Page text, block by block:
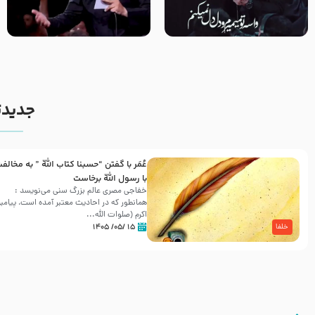
مصداق کربلا – حاج حسین سیب
شور ، حسینا! به‌ حق زهرا «أُنْظُرْ
إِلَینا» – عزاداری شب هفتم ماه
خلفا
عُمَر با گفتن “حسبنا كتاب اللّه ” به
با رسول اللّه برخاست
خفاجی مصری عالم بزرگ سنی می‌نویسد :
همانطور که در احادیث معتبر آمده است،
اکرم (صلوات اللّه...
۱۵ /۰۵/ ۱۴۰۵